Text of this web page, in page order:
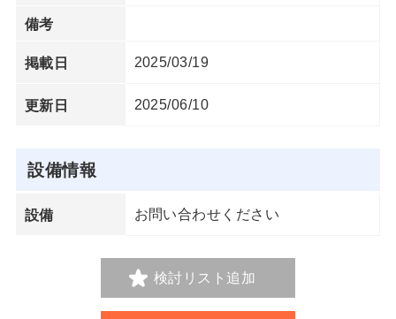
備考
掲載日 2025/03/19
更新日 2025/06/10
設備情報
設備 お問い合わせください
検討リスト追加